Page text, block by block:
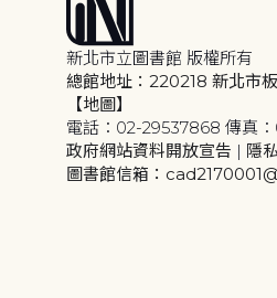
新北市立圖書館 版權所有
總館地址：220218 新北市
【地圖】
電話：02-29537868 傳真
政府網站資料開放宣告 | 隱
圖書館信箱：